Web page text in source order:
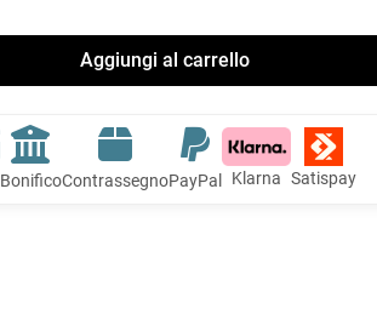
Aggiungi al carrello
BonificoContrassegnoPayPal Klarna Satispay